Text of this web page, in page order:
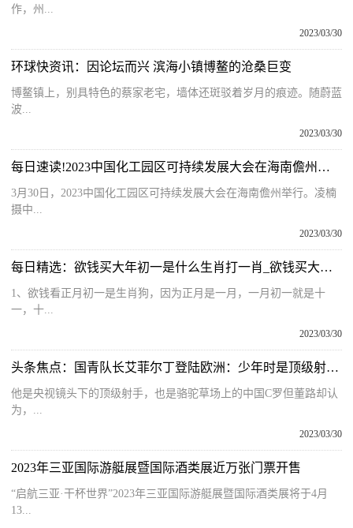
作，州...
2023/03/30
环球快资讯：因论坛而兴 滨海小镇博鳌的沧桑巨变
博鳌镇上，别具特色的蔡家老宅，墙体还斑驳着岁月的痕迹。随蔚蓝
波...
2023/03/30
每日速读!2023中国化工园区可持续发展大会在海南儋州举行
3月30日，2023中国化工园区可持续发展大会在海南儋州举行。凌楠
摄中...
2023/03/30
每日精选：欲钱买大年初一是什么生肖打一肖_欲钱买大年初一是什么生肖
1、欲钱看正月初一是生肖狗，因为正月是一月，一月初一就是十
一，十...
2023/03/30
头条焦点：国青队长艾菲尔丁登陆欧洲：少年时是顶级射手，尽快定位很关键
他是央视镜头下的顶级射手，也是骆驼草场上的中国C罗但董路却认
为，...
2023/03/30
2023年三亚国际游艇展暨国际酒类展近万张门票开售
“启航三亚·干杯世界”2023年三亚国际游艇展暨国际酒类展将于4月
13...